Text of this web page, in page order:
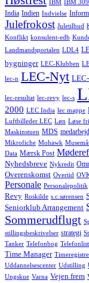
IBM IBM
India Indien Indvielse
Julefrokost Juletilbud
Konflikt konsulent-edb
Landmandsportalen LDL4
bygninger LEC-Klubben
lec-n LEC-Nyt
lec-resultat lec-revy lec-s
2000 LEC India lec mappe
Luftbilleder LEC Løn Løse
Maskinstuen MDS
Mikrofiche Mohawk
Data Mærsk Post
Nyhedsbreve Nykredit
Overenskomst Overtid
Personale Personalepolitik
Revy Roskilde s.c.sørensen
Seniorklub Arrangement
Sommerudflugt
stillingsbeskrivelser strategi
Tanker Telefonbog
Time Manager
Uddannelsescenter Udstilling
Ungskue Varna Vejen frem